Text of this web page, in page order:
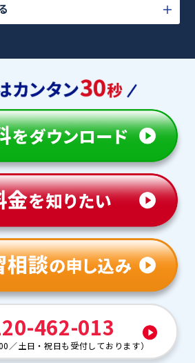
462-013
／土日・祝日も受付しております）